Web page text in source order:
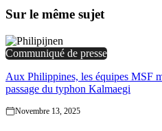
Sur le même sujet
Communiqué de presse
Aux Philippines, les équipes MSF
passage du typhon Kalmaegi
Novembre 13, 2025